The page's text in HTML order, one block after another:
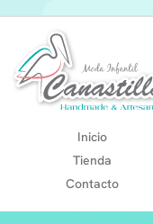
Inicio
Tienda
Contacto